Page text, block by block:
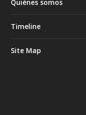
Quiénes somos
Timeline
Site Map